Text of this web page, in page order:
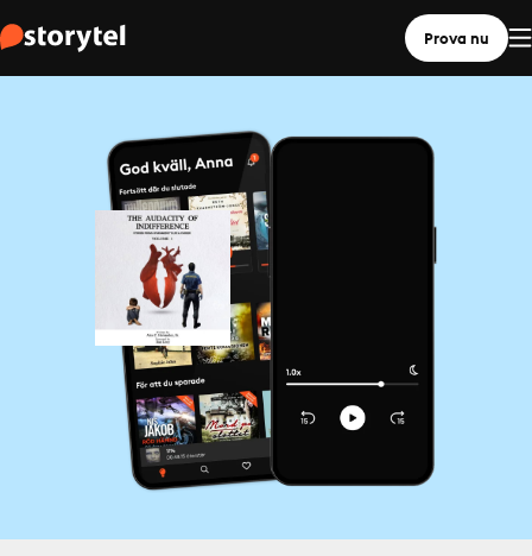
Prova nu